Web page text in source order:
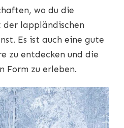
wo du die
der lappländischen
Es ist auch eine gute
zu entdecken und die
Form zu erleben.